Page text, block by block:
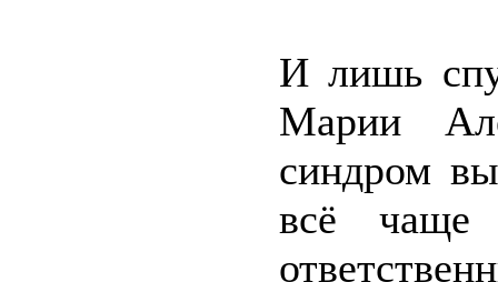
И лишь
Марии
синдром
всё чаще